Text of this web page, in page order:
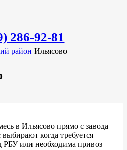
286-92-81
район Ильясово
в Ильясово прямо с завода
когда требуется
РБУ или необходима привоз